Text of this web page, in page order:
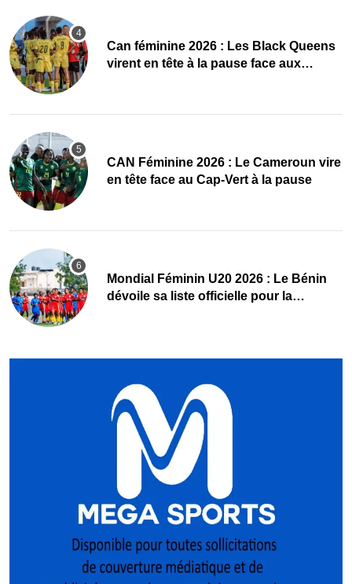
‎Can féminine 2026 : Les Black Queens
virent en tête à la pause face aux
CAN Féminine 2026 : Le Cameroun vire
en tête face au Cap-Vert à la pause
Mondial Féminin U20 2026 : Le Bénin
dévoile sa liste officielle pour la